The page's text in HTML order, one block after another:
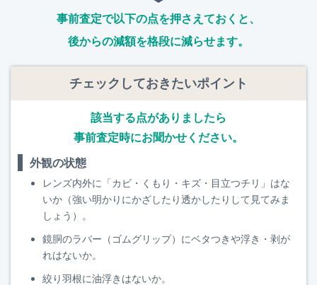
事前査定で以下の点を押さえておくと、
後からの減額を格段に減らせます。
チェックしておきたいポイント
該当する点がありましたら
事前査定時にお聞かせください。
外観の状態
レンズ内外に「カビ・くもり・キズ・目立つチリ」はな
いか（強い明かりにかざしたり透かしたりして見てみま
しょう）。
鏡胴のラバー（ゴムグリップ）にベタつきや浮き・剥が
れはないか。
絞り羽根に油浮きはないか。